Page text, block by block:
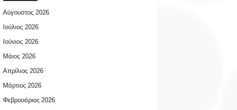
Αύγουστος 2026
Ιούλιος 2026
Ιούνιος 2026
Μάιος 2026
Απρίλιος 2026
Μάρτιος 2026
Φεβρουάριος 2026